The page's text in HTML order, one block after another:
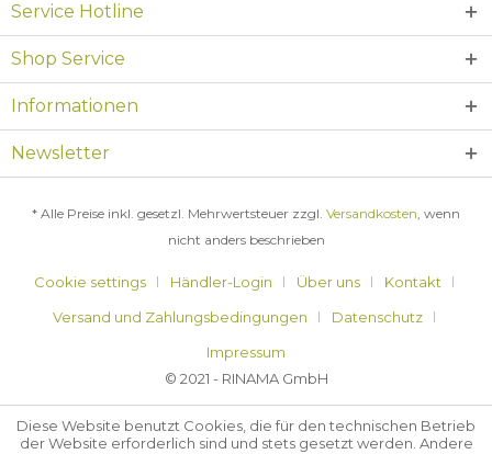
Service Hotline
Shop Service
Informationen
Newsletter
* Alle Preise inkl. gesetzl. Mehrwertsteuer zzgl. Versandkosten, wenn
nicht anders beschrieben
Cookie settings Händler-Login Über uns
Kontakt
Versand und Zahlungsbedingungen
Datenschutz
Impressum
© 2021 - RINAMA GmbH
Diese Website benutzt Cookies, die für den technischen Betrieb
der Website erforderlich sind und stets gesetzt werden. Andere